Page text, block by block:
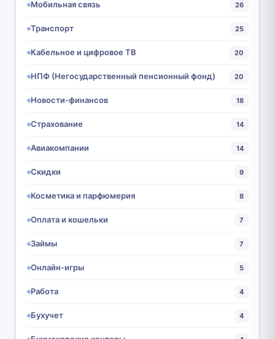
Мобильная связь 26
Транспорт 25
Кабельное и цифровое ТВ 20
НПФ (Негосударственный пенсионный фонд) 20
Новости-финансов 18
Страхование 14
Авиакомпании 14
Скидки 9
Косметика и парфюмерия 8
Оплата и кошельки 7
Займы 7
Онлайн-игры 5
Работа 4
Бухучет 4